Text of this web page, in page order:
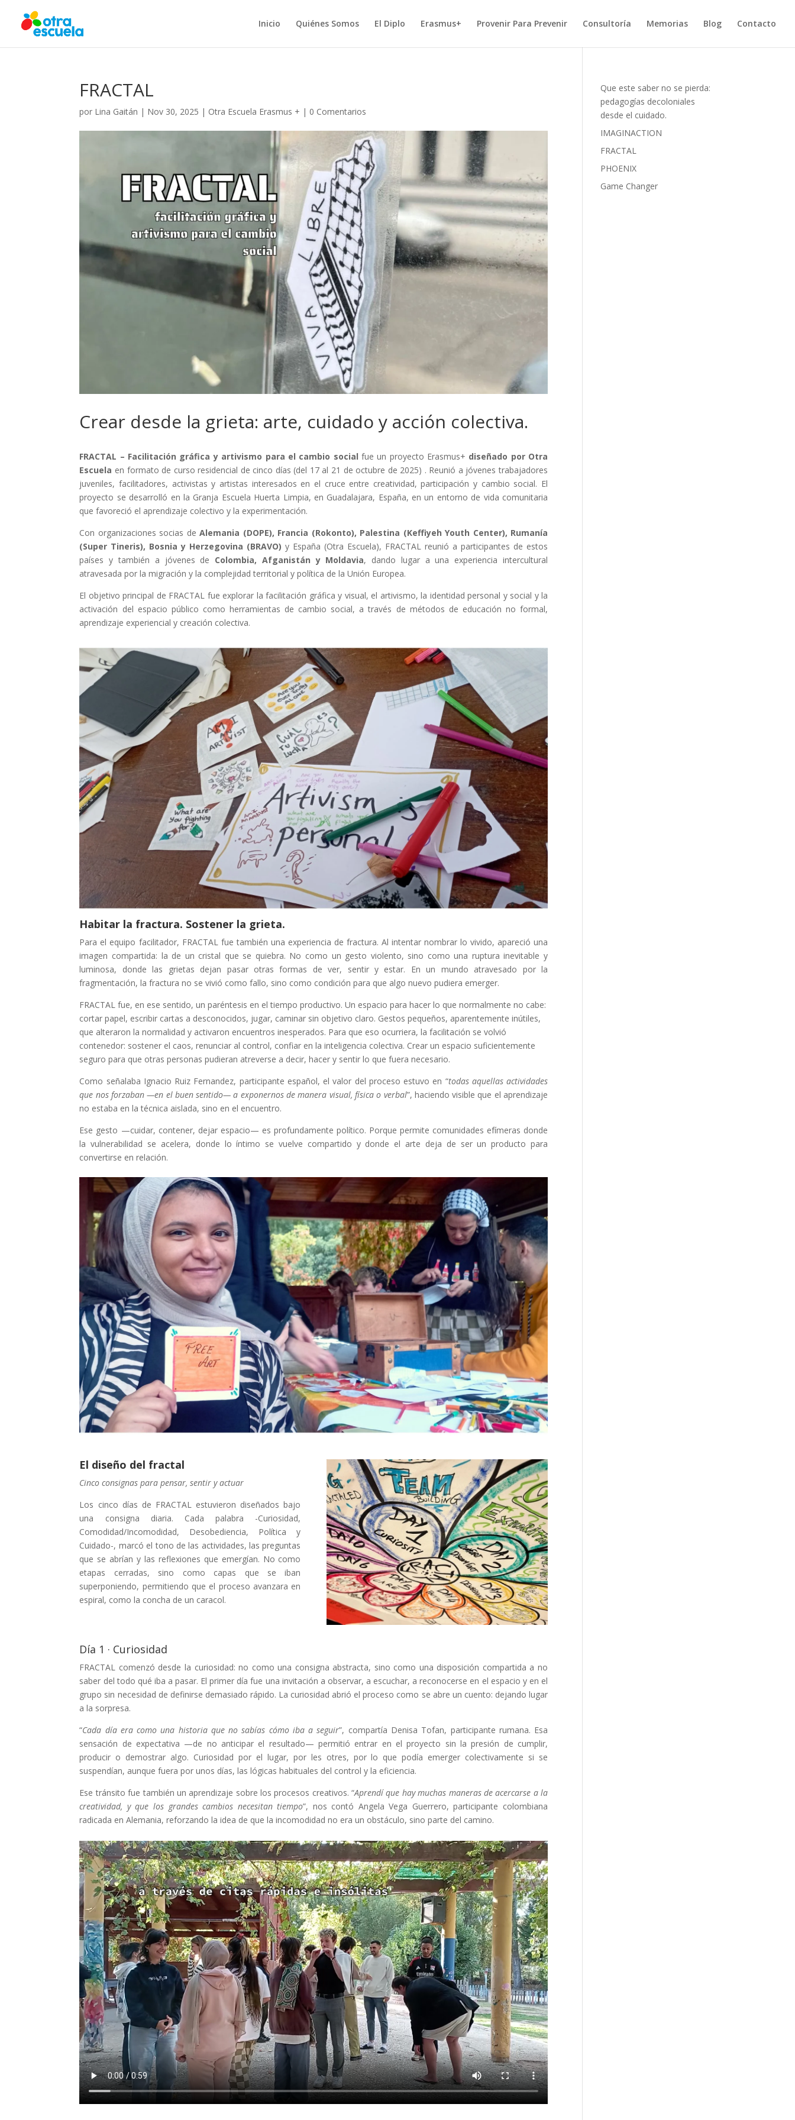
Inicio Quiénes Somos El Diplo Erasmus+ Provenir Para Prevenir Consultoría Memorias Blog Contacto
FRACTAL
por Lina Gaitán | Nov 30, 2025 | Otra Escuela Erasmus + | 0 Comentarios
Crear desde la grieta: arte, cuidado y acción colectiva.
FRACTAL – Facilitación gráfica y artivismo para el cambio social fue un proyecto Erasmus+ diseñado por Otra
Escuela en formato de curso residencial de cinco días (del 17 al 21 de octubre de 2025) . Reunió a jóvenes trabajadores
juveniles, facilitadores, activistas y artistas interesados en el cruce entre creatividad, participación y cambio social. El
proyecto se desarrolló en la Granja Escuela Huerta Limpia, en Guadalajara, España, en un entorno de vida comunitaria
que favoreció el aprendizaje colectivo y la experimentación.
Con organizaciones socias deAlemania (DOPE), Francia (Rokonto), Palestina (Keffiyeh Youth Center), Rumanía
(Super Tineris), Bosnia y Herzegovina (BRAVO) y España (Otra Escuela), FRACTAL reunió a participantes de estos
países y también a jóvenes de Colombia, Afganistán y Moldavia, dando lugar a una experiencia intercultural
atravesada por la migración y la complejidad territorial y política de la Unión Europea.
El objetivo principal de FRACTAL fue explorar la facilitación gráfica y visual, el artivismo, la identidad personal y social y la
activación del espacio público como herramientas de cambio social, a través de métodos de educación no formal,
aprendizaje experiencial y creación colectiva.
Habitar la fractura. Sostener la grieta.
Para el equipo facilitador, FRACTAL fue también una experiencia de fractura. Al intentar nombrar lo vivido, apareció una
imagen compartida: la de un cristal que se quiebra. No como un gesto violento, sino como una ruptura inevitable y
luminosa, donde las grietas dejan pasar otras formas de ver, sentir y estar. En un mundo atravesado por la
fragmentación, la fractura no se vivió como fallo, sino como condición para que algo nuevo pudiera emerger.
FRACTAL fue, en ese sentido, un paréntesis en el tiempo productivo. Un espacio para hacer lo que normalmente no cabe:
cortar papel, escribir cartas a desconocidos, jugar, caminar sin objetivo claro. Gestos pequeños, aparentemente inútiles,
que alteraron la normalidad y activaron encuentros inesperados. Para que eso ocurriera, la facilitación se volvió
contenedor: sostener el caos, renunciar al control, confiar en la inteligencia colectiva. Crear un espacio suficientemente
seguro para que otras personas pudieran atreverse a decir, hacer y sentir lo que fuera necesario.
Como señalaba Ignacio Ruiz Fernandez, participante español, el valor del proceso estuvo en “todas aquellas actividades
que nos forzaban —en el buen sentido— a exponernos de manera visual, física o verbal”, haciendo visible que el aprendizaje
no estaba en la técnica aislada, sino en el encuentro.
Ese gesto —cuidar, contener, dejar espacio— es profundamente político. Porque permite comunidades efímeras donde
la vulnerabilidad se acelera, donde lo íntimo se vuelve compartido y donde el arte deja de ser un producto para
convertirse en relación.
El diseño del fractal
Cinco consignas para pensar, sentir y actuar
Los cinco días de FRACTAL estuvieron diseñados bajo
una consigna diaria. Cada palabra -Curiosidad,
Comodidad/Incomodidad, Desobediencia, Política y
Cuidado-, marcó el tono de las actividades, las preguntas
que se abrían y las reflexiones que emergían. No como
etapas cerradas, sino como capas que se iban
superponiendo, permitiendo que el proceso avanzara en
espiral, como la concha de un caracol.
Día 1 · Curiosidad
FRACTAL comenzó desde la curiosidad: no como una consigna abstracta, sino como una disposición compartida a no
saber del todo qué iba a pasar. El primer día fue una invitación a observar, a escuchar, a reconocerse en el espacio y en el
grupo sin necesidad de definirse demasiado rápido. La curiosidad abrió el proceso como se abre un cuento: dejando lugar
a la sorpresa.
“Cada día era como una historia que no sabías cómo iba a seguir”, compartía Denisa Tofan, participante rumana. Esa
sensación de expectativa —de no anticipar el resultado— permitió entrar en el proyecto sin la presión de cumplir,
producir o demostrar algo. Curiosidad por el lugar, por les otres, por lo que podía emerger colectivamente si se
suspendían, aunque fuera por unos días, las lógicas habituales del control y la eficiencia.
Ese tránsito fue también un aprendizaje sobre los procesos creativos. “Aprendí que hay muchas maneras de acercarse a la
creatividad, y que los grandes cambios necesitan tiempo”, nos contó Angela Vega Guerrero, participante colombiana
radicada en Alemania, reforzando la idea de que la incomodidad no era un obstáculo, sino parte del camino.
Que este saber no se pierda:
pedagogías decoloniales
desde el cuidado.
IMAGINACTION
FRACTAL
PHOENIX
Game Changer